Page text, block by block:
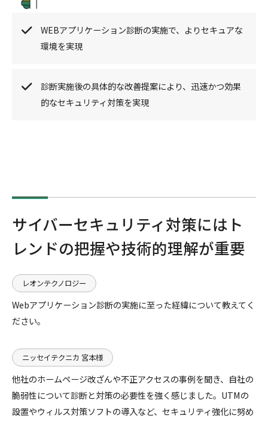
WEBアプリケーション診断の実施で、よりセキュアな
環境を実現
診断実施後の具体的な改善提案により、迅速かつ効果
的なセキュリティ対策を実現
サイバーセキュリティ対策にはト
レンドの把握や技術的理解が重要
レオンテクノロジー
Webアプリケーション診断の実施に至った経緯について教えてく
ださい。
ニッセイテクニカ 宮本様
他社のホームページ改ざんや不正アクセスの事例を聞き、自社の
脆弱性について診断と対策の必要性を強く感じました。UTMの
設置やウィルス対策ソフトの導入など、セキュリティ強化に努め